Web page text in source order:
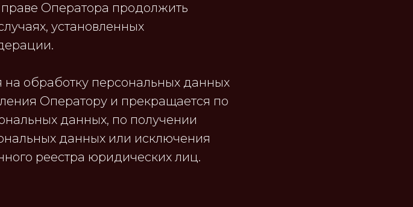
Оператора продолжить
установленных
на обработку персональных данных
Оператору и прекращается по
данных, по получении
данных или исключения
реестра юридических лиц.